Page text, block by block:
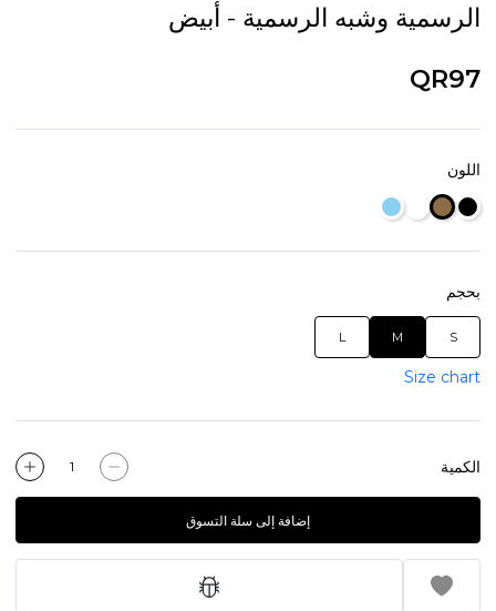
الرسمية وشبه الرسمية - أبيض
QR97
اللون
بحجم
S
M
L
Size chart
الكمية
إضافة إلى سلة التسوق